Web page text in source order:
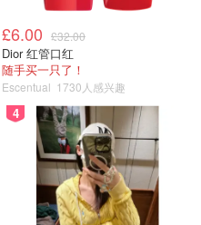
£6.00 £32.00
Dior 红管口红
随手买一只了！
Escentual 1730人感兴趣
4